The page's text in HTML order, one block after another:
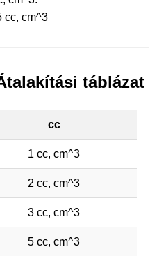
cc, cm^3
táblázat
cc
1 cc, cm^3
2 cc, cm^3
3 cc, cm^3
5 cc, cm^3